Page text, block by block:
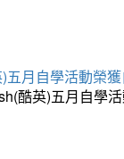
月自學活動榮
酷英)五月自學